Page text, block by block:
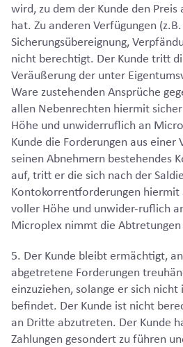
wird, zu dem der Kunde den
hat. Zu anderen Verfügungen (z.B.
Sicherungsübereignung,
nicht berechtigt. Der Kunde tritt
Veräußerung der unter
Ware zustehenden Ansprüche
allen Nebenrechten hiermit
Höhe und unwiderruflich an
Kunde die Forderungen aus
seinen Abnehmern bestehendes
auf, tritt er die sich nach der
Kontokorrentforderungen hiermit
voller Höhe und unwider-ruflich
Microplex nimmt die Abtretungen
5. Der Kunde bleibt ermächtigt,
abgetretene Forderungen
einzuziehen, solange er sich nicht
befindet. Der Kunde ist nicht
an Dritte abzutreten. Der Kunde
Zahlungen gesondert zu führen